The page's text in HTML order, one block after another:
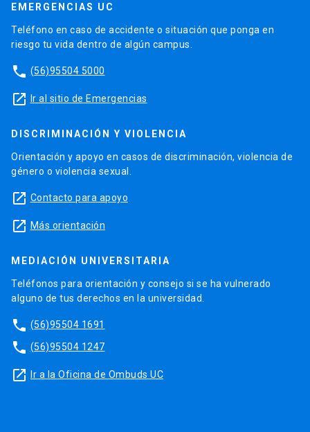
EMERGENCIAS UC
Teléfono en caso de accidente o situación que ponga en
riesgo tu vida dentro de algún campus.
phone (56)95504 5000
launch Ir al sitio de Emergencias
DISCRIMINACIÓN Y VIOLENCIA
Orientación y apoyo en casos de discriminación, violencia de
género o violencia sexual.
launch Contacto para apoyo
launch Más orientación
MEDIACIÓN UNIVERSITARIA
Teléfonos para orientación y consejo si se ha vulnerado
alguno de tus derechos en la universidad.
phone (56)95504 1691
phone (56)95504 1247
launch Ir a la Oficina de Ombuds UC